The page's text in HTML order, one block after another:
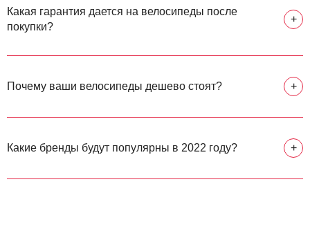
Какая гарантия дается на велосипеды после
покупки?
+
Почему ваши велосипеды дешево стоят? +
Какие бренды будут популярны в 2022 году? +